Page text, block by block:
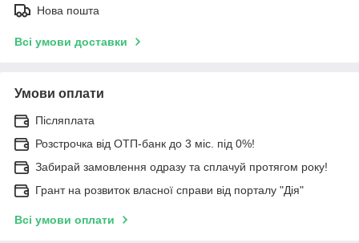
Нова пошта
Всі умови доставки
Умови оплати
Післяплата
Розстрочка від ОТП-банк до 3 міс. під 0%!
Забирай замовлення одразу та сплачуй протягом року!
Грант на розвиток власної справи від порталу "Дія"
Всі умови оплати